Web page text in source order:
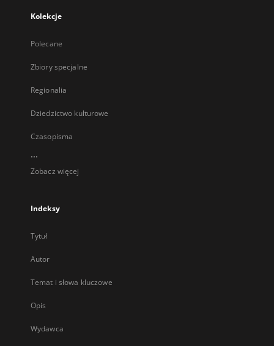
Kolekcje
Polecane
Zbiory specjalne
Regionalia
Dziedzictwo kulturowe
Czasopisma
...
Zobacz więcej
Indeksy
Tytuł
Autor
Temat i słowa kluczowe
Opis
Wydawca